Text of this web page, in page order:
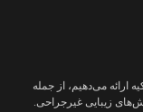
ارائه می‌دهیم، از جمله
زیبایی غیرجراحی.